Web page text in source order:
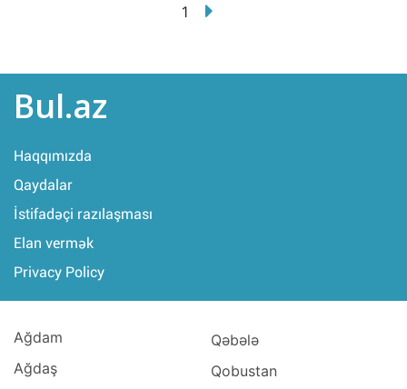
1
Bul.az
Haqqımızda
Qaydalar
İstifadəçi razılaşması
Elan vermək
Privacy Policy
Ağdam
Ağdaş
Qəbələ
Qobustan